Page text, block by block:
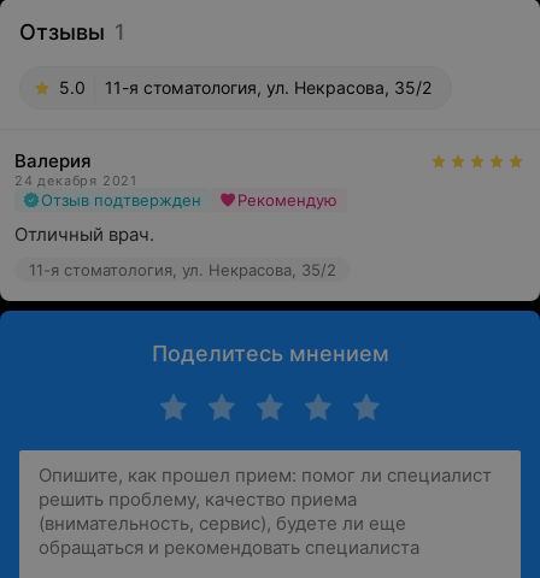
Отзывы 1
5.0 11-я стоматология, ул. Некрасова, 35/2
Валерия
24 декабря 2021
Отзыв подтвержден Рекомендую
Отличный врач.
11-я стоматология, ул. Некрасова, 35/2
Поделитесь мнением